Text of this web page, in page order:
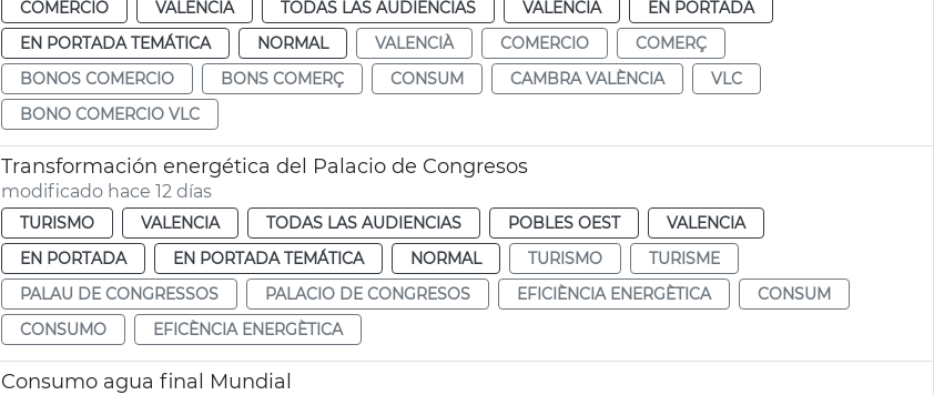
COMERCIO VALENCIA TODAS LAS AUDIENCIAS VALENCIA
EN PORTADA
EN PORTADA TEMÁTICA
NORMAL VALENCIÀ COMERCIO
COMERÇ
BONOS COMERCIO
BONS COMERÇ CONSUM CAMBRA VALÈNCIA
VLC
BONO COMERCIO VLC
Transformación energética del Palacio de Congresos
modificado hace 12 días
TURISMO VALENCIA TODAS LAS AUDIENCIAS POBLES OEST
VALENCIA
EN PORTADA
EN PORTADA TEMÁTICA NORMAL TURISMO
TURISME
PALAU DE CONGRESSOS
PALACIO DE CONGRESOS EFICIÈNCIA ENERGÈTICA
CONSUM
CONSUMO
EFICÈNCIA ENERGÈTICA
Consumo agua final Mundial